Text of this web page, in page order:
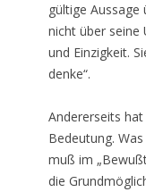
gültige Aussage
nicht über seine
und Einzigkeit.
denke“.
Andererseits hat
Bedeutung.
muß im
die